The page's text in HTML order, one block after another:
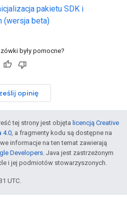
pakietu SDK i
(wersja beta)
były pomocne?
opinię
tej strony jest objęta licencją Creative
4.0, a fragmenty kodu są dostępne na
informacje na ten temat zawierają
Developers. Java jest zastrzeżonym
i jej podmiotów stowarzyszonych.
UTC.